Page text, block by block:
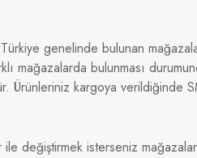
genelinde bulunan
mağazalarda bulunması
Ürünleriniz kargoya verildiğinde
ile değiştirmek isterseniz